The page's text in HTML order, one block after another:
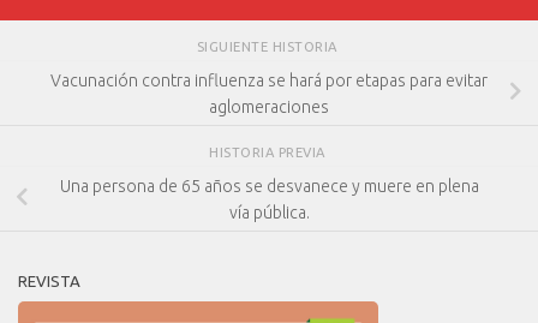
SIGUIENTE HISTORIA
Vacunación contra influenza se hará por etapas para evitar
aglomeraciones
HISTORIA PREVIA
Una persona de 65 años se desvanece y muere en plena
vía pública.
REVISTA